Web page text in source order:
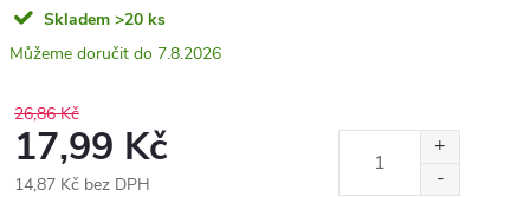
Skladem >20 ks
7.8.2026
26,86 Kč
17,99 Kč
14,87 Kč bez DPH